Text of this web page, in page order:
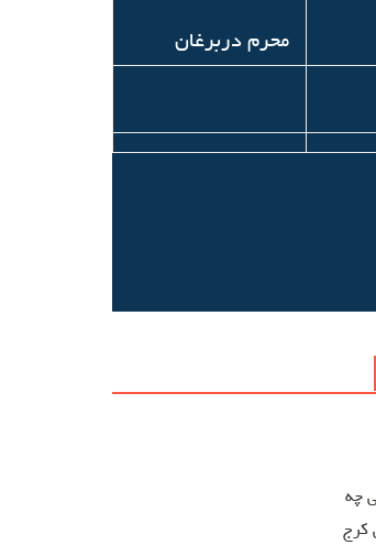
محرم دربرغان
چه
کرج